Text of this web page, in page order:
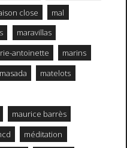
close
mal
maravillas
antoinette
marins
masada
matelots
maurice barrès
méditation